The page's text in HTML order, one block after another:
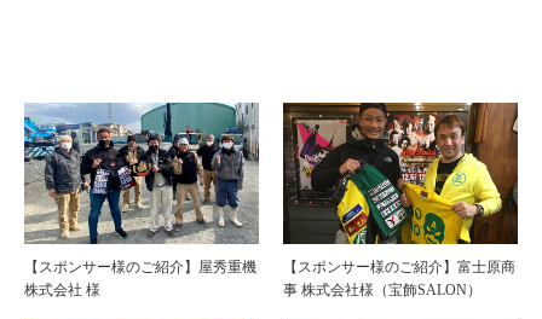
【スポンサー様のご紹介】屋秀重機
株式会社 様
【スポンサー様のご紹介】富士原商
事 株式会社様（宝飾SALON）